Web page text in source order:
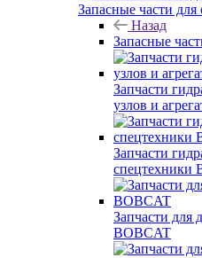
Запасные части
Назад
Запасные
Запчасти
узлов и
Запчасти
спецтехники
Запчасти для
BOBCAT